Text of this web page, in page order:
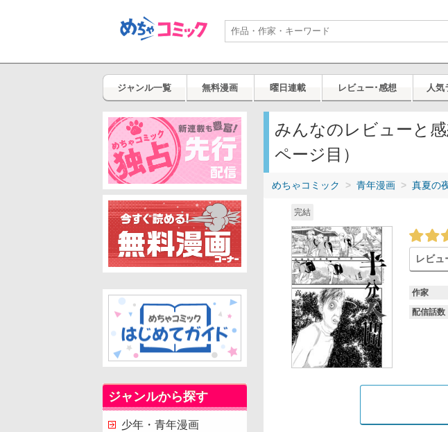
ジャンル一覧 無料漫画 曜日連載 レビュー･感想 人気
みんなのレビューと
ページ目）
めちゃコミック 青年漫画 真夏の
完結
レビュ
作家
配信話数
ジャンルから探す
少年・青年漫画